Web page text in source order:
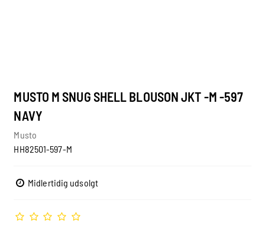
MUSTO M SNUG SHELL BLOUSON JKT -M -597
NAVY
Musto
HH82501-597-M
Midlertidig udsolgt